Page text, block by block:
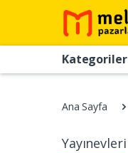
Kategoriler
Ana Sayfa
Yayınevleri